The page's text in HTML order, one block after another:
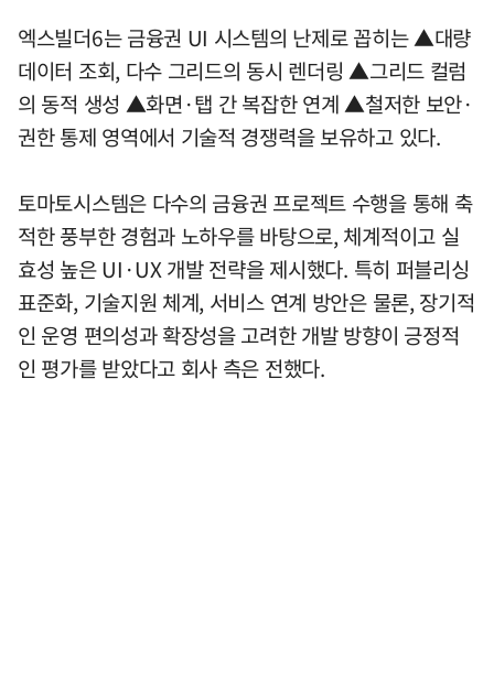
엑스빌더6는 금융권 UI 시스템의 난제로 꼽히는 ▲대량
데이터 조회, 다수 그리드의 동시 렌더링 ▲그리드 컬럼
의 동적 생성 ▲화면·탭 간 복잡한 연계 ▲철저한 보안·
권한 통제 영역에서 기술적 경쟁력을 보유하고 있다.
토마토시스템은 다수의 금융권 프로젝트 수행을 통해 축
적한 풍부한 경험과 노하우를 바탕으로, 체계적이고 실
효성 높은 UI·UX 개발 전략을 제시했다. 특히 퍼블리싱
표준화, 기술지원 체계, 서비스 연계 방안은 물론, 장기적
인 운영 편의성과 확장성을 고려한 개발 방향이 긍정적
인 평가를 받았다고 회사 측은 전했다.